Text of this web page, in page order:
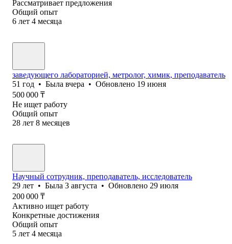
Рассматривает предложения
Общий опыт
6 лет 4 месяца
заведующего лабораторией, метролог, химик, преподаватель
51 год • Была вчера • Обновлено 19 июня
500 000 ₸
Не ищет работу
Общий опыт
28 лет 8 месяцев
Научный сотрудник, преподаватель, исследователь
29 лет • Была 3 августа • Обновлено 29 июля
200 000 ₸
Активно ищет работу
Конкретные достижения
Общий опыт
5 лет 4 месяца